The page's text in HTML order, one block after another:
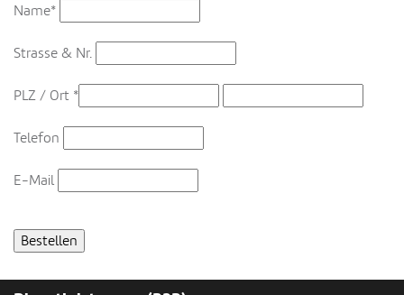
Name*
Strasse & Nr.
PLZ / Ort *
Telefon
E-Mail